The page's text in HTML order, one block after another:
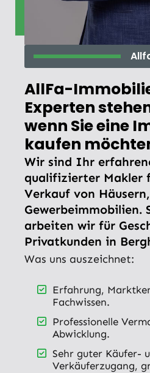
AllFa-
Experten
wenn Sie eine
kaufen
Wir sind Ihr
qualifizierter Makler
Verkauf von
Gewerbeimmobilien.
arbeiten wir für
Privatkunden in
Was uns auszeichnet:
Erfahrung,
Fachwissen.
Professionelle
Abwicklung.
Sehr guter Käufer-
Verkäuferzugang,